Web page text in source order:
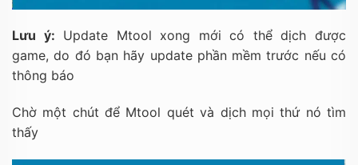
Lưu ý: Update Mtool xong mới có thể dịch được
game, do đó bạn hãy update phần mềm trước nếu có
thông báo
Chờ một chút để Mtool quét và dịch mọi thứ nó tìm
thấy